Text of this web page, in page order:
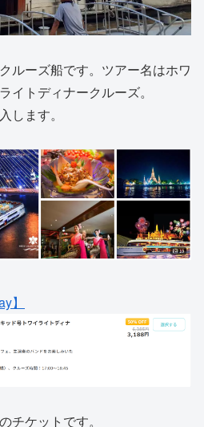
ルーズ船です。ツアー名はホワ
イトディナークルーズ。
します。
】
チケットです。